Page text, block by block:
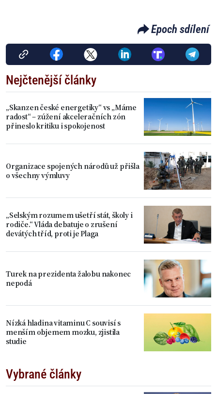
Epoch sdílení
Nejčtenější články
„Skanzen české energetiky“ vs „Máme
radost“ – zúžení akceleračních zón
přineslo kritiku i spokojenost
Organizace spojených národů už přišla
o všechny výmluvy
„Selským rozumem ušetří stát, školy i
rodiče.“ Vláda debatuje o zrušení
devátých tříd, proti je Plaga
Turek na prezidenta žalobu nakonec
nepodá
Nízká hladina vitaminu C souvisí s
menším objemem mozku, zjistila
studie
Vybrané články